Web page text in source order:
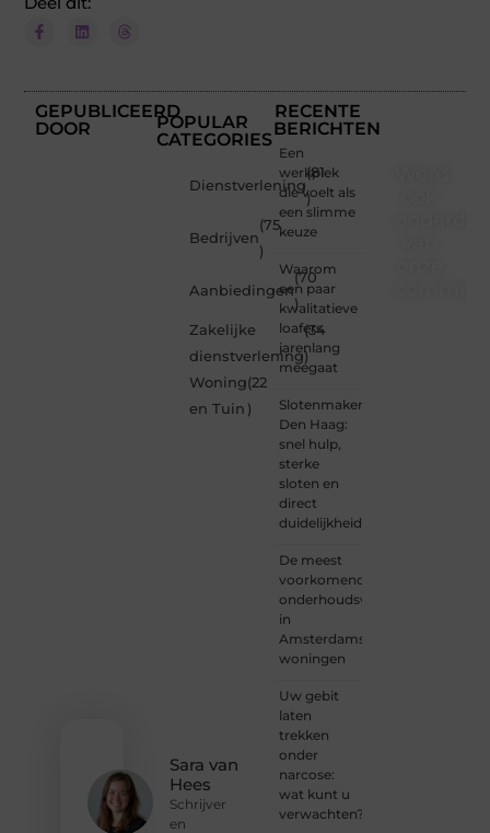
GEPUBLICEERD
DOOR
Sara van
Hees
Schrijver
en
POPULAR
CATEGORIES
Dienstverlening
(81
)
Bedrijven
(75
)
Aanbiedingen
(70
)
Zakelijke
dienstverlening
(34
)
Woning
en Tuin
(22
)
RECENTE
BERICHTEN
Een
werkplek
die voelt als
een slimme
keuze
Waarom
een paar
kwalitatieve
loafers
jarenlang
meegaat
Slotenmaker
Den Haag:
snel hulp,
sterke
sloten en
direct
duidelijkheid
De meest
voorkomende
onderhoudswerkzaamheden
in
Amsterdamse
woningen
Uw gebit
laten
trekken
onder
narcose:
wat kunt u
verwachten?